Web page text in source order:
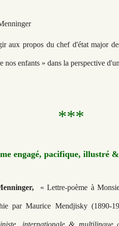
aux propos du chef d'état major
nos enfants » dans la perspective
***
engagé, pacifique, illustré
« Lettre-poème à
par Maurice Mendjisky (1890-
internationale & multilingue